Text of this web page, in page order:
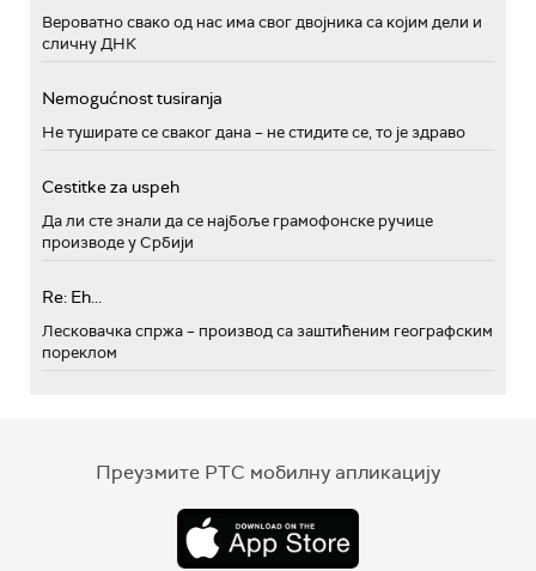
Вероватно свако од нас има свог двојника са којим дели и
сличну ДНК
Nemogućnost tusiranja
Не туширате се сваког дана – не стидите се, то је здраво
Cestitke za uspeh
Да ли сте знали да се најбоље грамофонске ручице
производе у Србији
Re: Eh...
Лесковачка спржа – производ са заштићеним географским
пореклом
Преузмите РТС мобилну апликацију